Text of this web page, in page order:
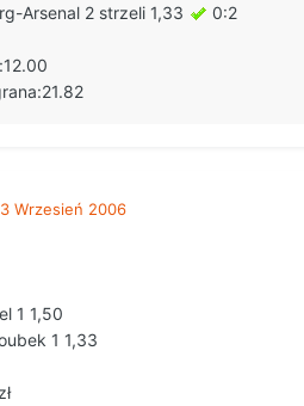
Arsenal 2 strzeli 1,33
0:2
Wrzesień 2006
1 1,50
1 1,33